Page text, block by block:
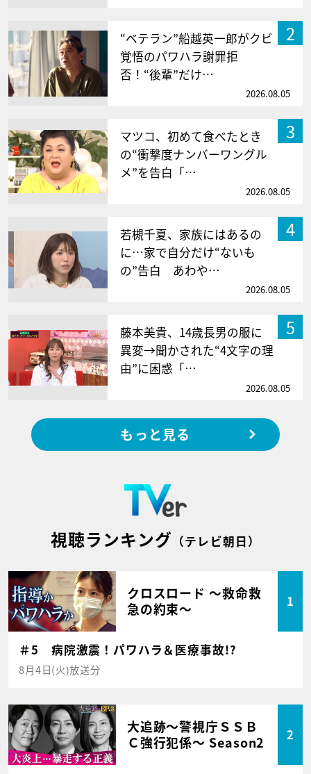
2
“ベテラン”船越英一郎がクビ
覚悟のパワハラ謝罪拒
否！“後輩”だけ…
2026.08.05
3
マツコ、初めて食べたとき
の“衝撃度ナンバーワングル
メ”を告白「…
2026.08.05
4
若槻千夏、家族にはあるの
に…家で自分だけ“ないも
の”告白 あわや…
2026.08.05
5
藤本美貴、14歳長男の服に
異変→聞かされた“4文字の理
由”に困惑「…
2026.08.05
もっと見る
視聴ランキング （テレビ朝日）
クロスロード ～救命救
急の約束～
1
＃5 病院激震！パワハラ＆医療事故!?
8月4日(火)放送分
大追跡～警視庁ＳＳＢ
Ｃ強行犯係～ Season2
2